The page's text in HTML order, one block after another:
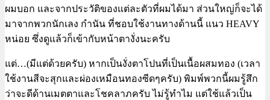
ผมบอก และจากประวัติของแต่ละตัวที่ผมได้มา ส่วนใหญ่ก็จะได้
มาจากพวกนักเลง กำนัน ที่ชอบใช้งานทางด้านนี้ แนว HEAVY
หน่อย ซึ่งดูแล้วก็เข้ากับหน้าตางั่งนะครับ
แต่…(มีแต่ด้วยครับ) หากเป็นงั่งตาโปนที่เป็นเนื้อผสมทอง (เวลา
ใช้งานสีจะสุกและผ่องเหมือนทองซีดๆครับ) พิมพ์พวกนี้ผมรู้สึก
ว่าจะดีด้านเมตตาและโชคลาภครับ ไม่รู้ทำไม แต่ใช้แล้วเป็น